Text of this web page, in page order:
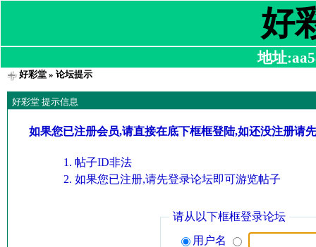
好
地址
好彩堂» 论坛提示
好彩堂 提示信息
如果您已注册会员,请直接在底下框框登陆,如还没注册请
帖子ID非法
如果您已注册,请先登录论坛即可游览帖子
请从以下框框登录论坛
用户名